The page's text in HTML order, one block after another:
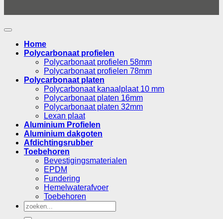
Home
Polycarbonaat profielen
Polycarbonaat profielen 58mm
Polycarbonaat profielen 78mm
Polycarbonaat platen
Polycarbonaat kanaalplaat 10 mm
Polycarbonaat platen 16mm
Polycarbonaat platen 32mm
Lexan plaat
Aluminium Profielen
Aluminium dakgoten
Afdichtingsrubber
Toebehoren
Bevestigingsmaterialen
EPDM
Fundering
Hemelwaterafvoer
Toebehoren
Zoeken
naar: